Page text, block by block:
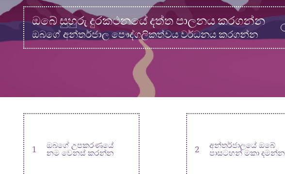
ඔබේ සුහුරු දුරකථනයේ දත්ත පාලනය කරගන්න
ඔබගේ අන්තර්ජාල පෞද්ගලිකත්වය වර්ධනය කරගන්න
1
ඔබගේ උපකරණයේ
නම වෙනස් කරන්න
2
අන්තර්ජාලයේ ඔබේ
පාසටහන් මකා දමන්න